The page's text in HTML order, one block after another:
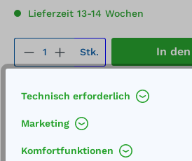
Lieferzeit 13-14 Wochen
Produkt Anzahl: Gib
Stk. In
Technisch erforderlich
Marketing
Komfortfunktionen